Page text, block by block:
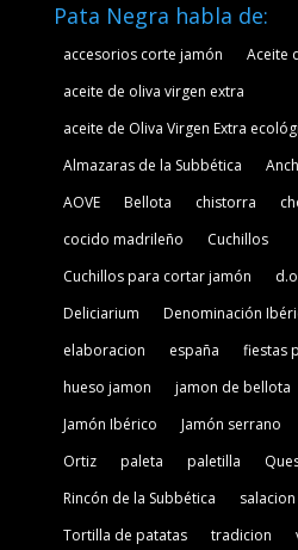
Pata Negra habla de:
accesorios corte jamón
Aceite
aceite de oliva virgen extra
aceite de Oliva Virgen Extra
Almazaras de la Subbética
AOVE
Bellota chistorra
cocido madrileño
Cuchillos
Cuchillos para cortar jamón
Deliciarium
Denominación
elaboracion
españa fiestas
hueso jamon
jamon de bellota
Jamón Ibérico
Jamón serrano
Ortiz
paleta paletilla
Rincón de la Subbética
salacion
Tortilla de patatas
tradicion